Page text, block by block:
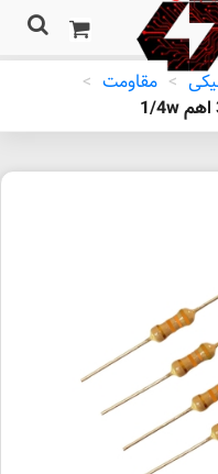
> مقاومت >